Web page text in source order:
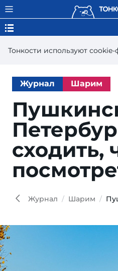
Тонкости используют
Журнал Шарим
сходить,
Журнал Шарим